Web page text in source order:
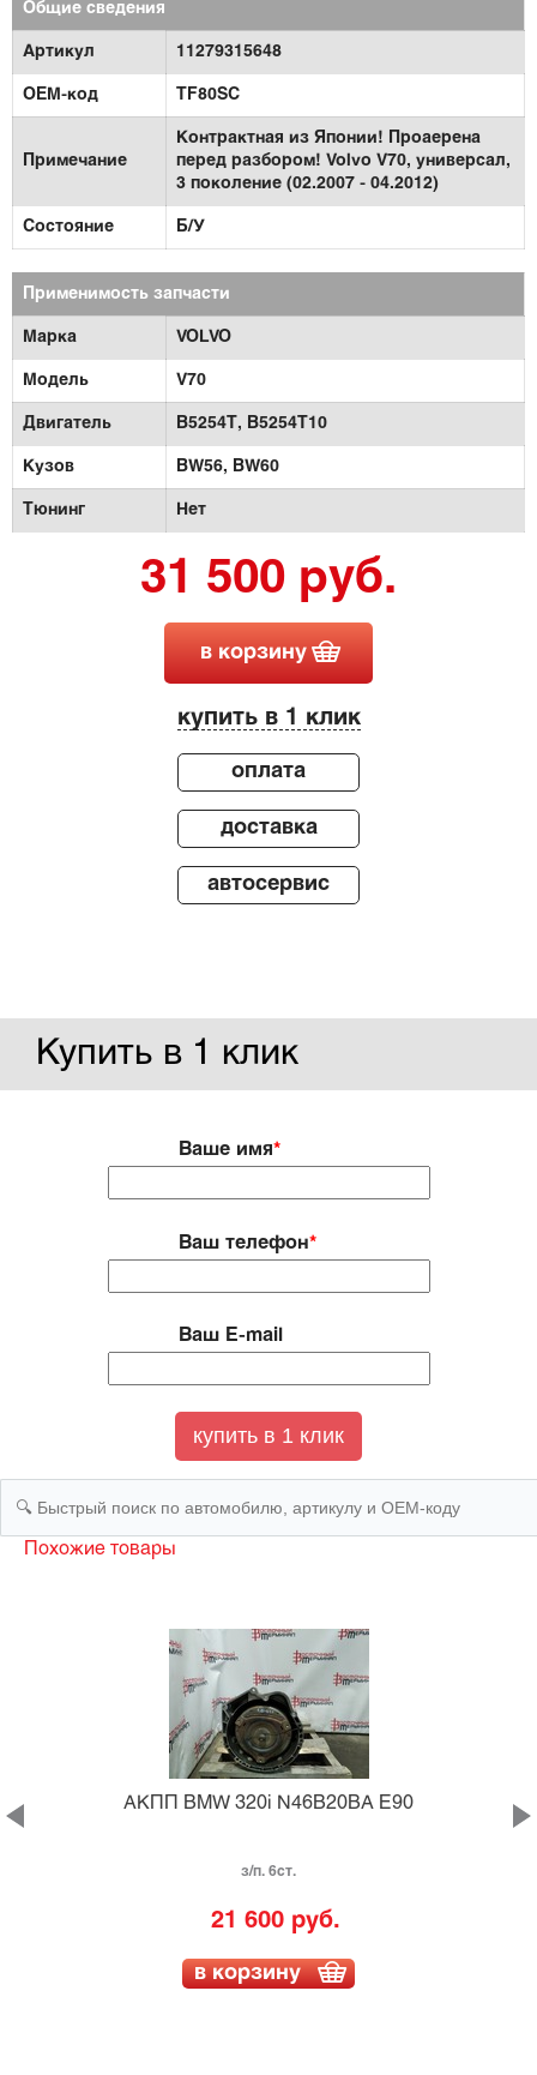
Общие сведения
Артикул 11279315648
OEM-код TF80SC
Примечание
Контрактная из Японии! Проаерена
перед разбором! Volvo V70, универсал,
3 поколение (02.2007 - 04.2012)
Состояние Б/У
Применимость запчасти
Марка VOLVO
Модель V70
Двигатель В5254T, B5254T10
Кузов BW56, BW60
Тюнинг Нет
31 500 руб.
в корзину
купить в 1 клик
оплата
доставка
автосервис
Купить в 1 клик
Ваше имя*
Ваш телефон*
Ваш E-mail
Похожие товары
АКПП BMW 320i N46B20BA E90
з/п. 6ст.
21 600 руб.
в корзину